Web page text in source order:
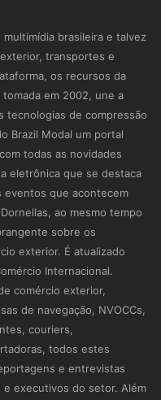
brasileira e talvez
transportes e
os recursos da
em 2002, une a
tecnologias de compressão
Brazil Modal um portal
todas as novidades
eletrônica que se destaca
eventos que acontecem
ao mesmo tempo
sobre os
exterior. É atualizado
Internacional.
comércio exterior,
de navegação, NVOCCs,
couriers,
todos estes
e entrevistas
e executivos do setor. Além